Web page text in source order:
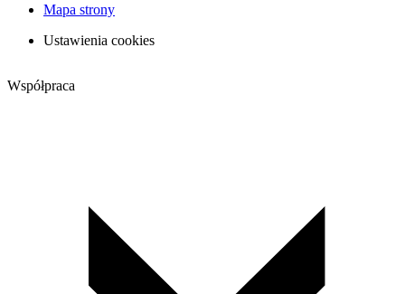
Mapa strony
Ustawienia cookies
Współpraca